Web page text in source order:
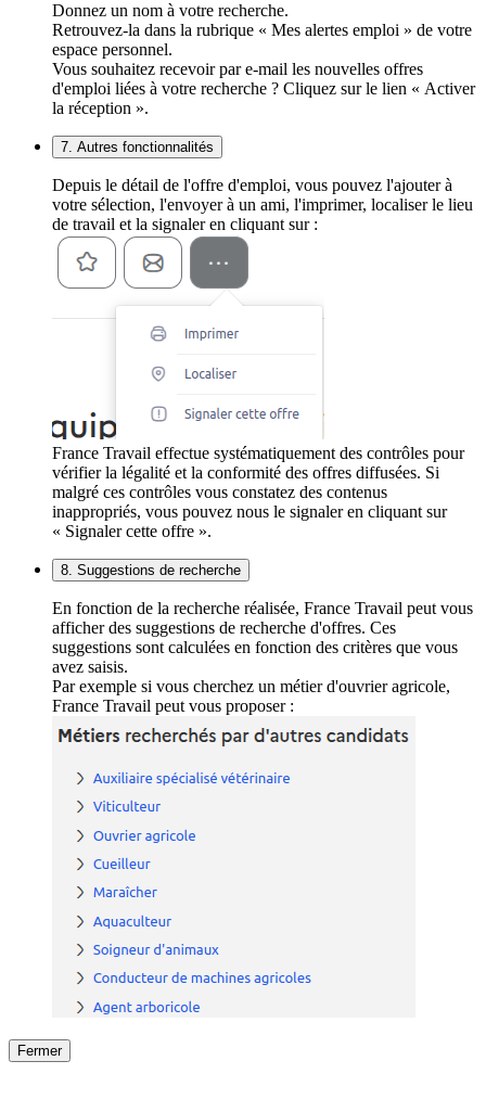
Donnez un nom à votre recherche.
Retrouvez-la dans la rubrique « Mes alertes emploi » de votre
espace personnel.
Vous souhaitez recevoir par e-mail les nouvelles offres
d'emploi liées à votre recherche ? Cliquez sur le lien « Activer
la réception ».
7. Autres fonctionnalités
Depuis le détail de l'offre d'emploi, vous pouvez l'ajouter à
votre sélection, l'envoyer à un ami, l'imprimer, localiser le lieu
de travail et la signaler en cliquant sur :
France Travail effectue systématiquement des contrôles pour
vérifier la légalité et la conformité des offres diffusées. Si
malgré ces contrôles vous constatez des contenus
inappropriés, vous pouvez nous le signaler en cliquant sur
« Signaler cette offre ».
8. Suggestions de recherche
En fonction de la recherche réalisée, France Travail peut vous
afficher des suggestions de recherche d'offres. Ces
suggestions sont calculées en fonction des critères que vous
avez saisis.
Par exemple si vous cherchez un métier d'ouvrier agricole,
France Travail peut vous proposer :
Fermer